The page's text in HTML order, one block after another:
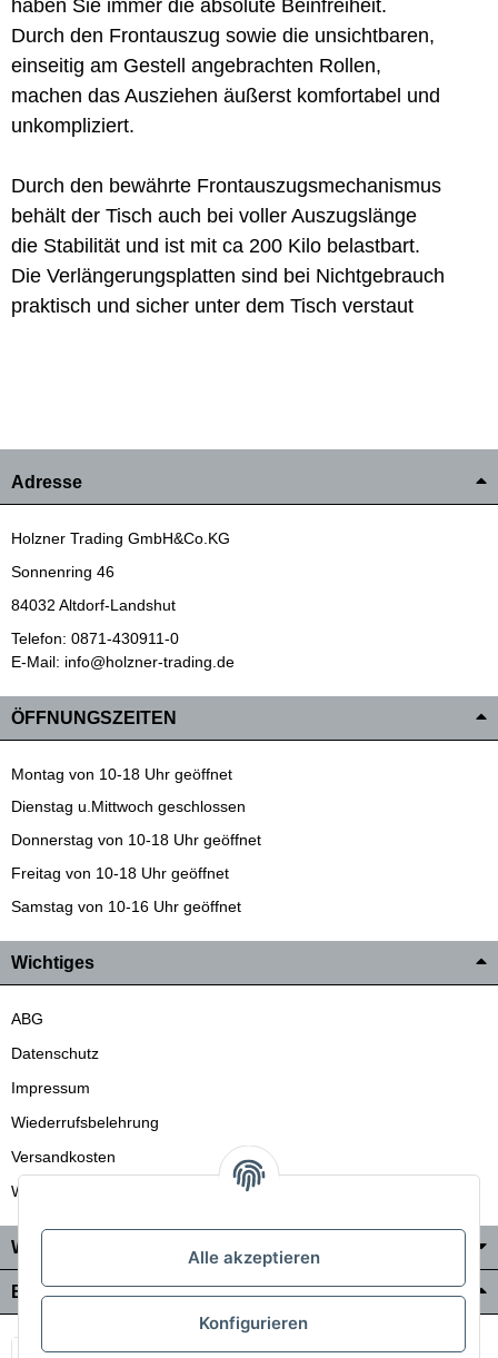
haben Sie immer die absolute Beinfreiheit.
Durch den Frontauszug sowie die unsichtbaren,
einseitig am Gestell angebrachten Rollen,
machen das Ausziehen äußerst komfortabel und
unkompliziert.
Durch den bewährte Frontauszugsmechanismus
behält der Tisch auch bei voller Auszugslänge
die Stabilität und ist mit ca 200 Kilo belastbart.
Die Verlängerungsplatten sind bei Nichtgebrauch
praktisch und sicher unter dem Tisch verstaut
Adresse
Holzner Trading GmbH&Co.KG
Sonnenring 46
84032 Altdorf-Landshut
Telefon: 0871-430911-0
E-Mail: info@holzner-trading.de
ÖFFNUNGSZEITEN
Montag von 10-18 Uhr geöffnet
Dienstag u.Mittwoch geschlossen
Donnerstag von 10-18 Uhr geöffnet
Freitag von 10-18 Uhr geöffnet
Samstag von 10-16 Uhr geöffnet
Wichtiges
ABG
Datenschutz
Impressum
Wiederrufsbelehrung
Versandkosten
Wir liefern auch in die Schweiz
Wo Sie uns finden
Bezahlung & Versand
Alle akzeptieren
Konfigurieren